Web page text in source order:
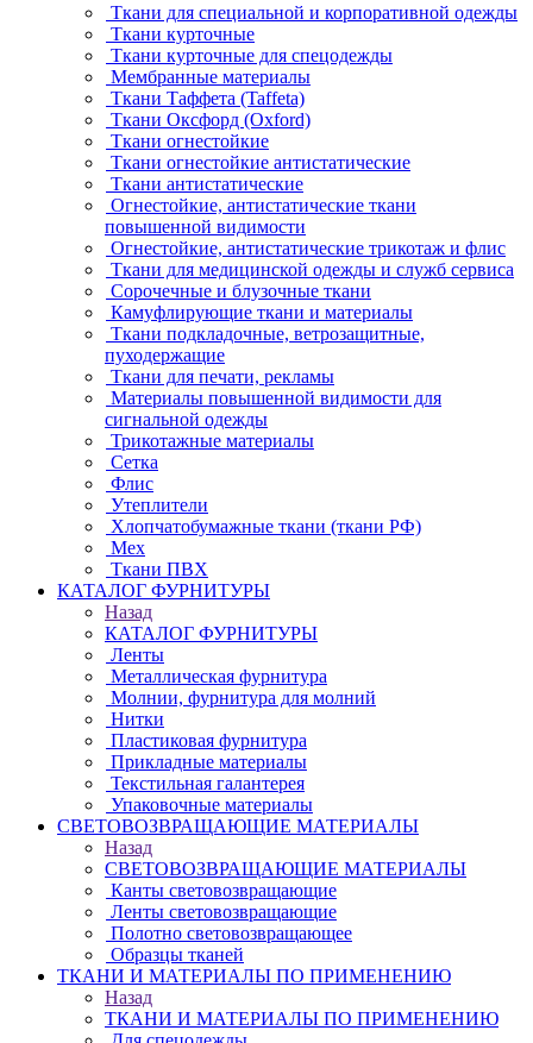
Ткани для специальной и корпоративной одежды
Ткани курточные
Ткани курточные для спецодежды
Мембранные материалы
Ткани Таффета (Taffeta)
Ткани Оксфорд (Oxford)
Ткани огнестойкие
Ткани огнестойкие антистатические
Ткани антистатические
Огнестойкие, антистатические ткани
повышенной видимости
Огнестойкие, антистатические трикотаж и флис
Ткани для медицинской одежды и служб сервиса
Сорочечные и блузочные ткани
Камуфлирующие ткани и материалы
Ткани подкладочные, ветрозащитные,
пуходержащие
Ткани для печати, рекламы
Материалы повышенной видимости для
сигнальной одежды
Трикотажные материалы
Сетка
Флис
Утеплители
Хлопчатобумажные ткани (ткани РФ)
Мех
Ткани ПВХ
КАТАЛОГ ФУРНИТУРЫ
Назад
КАТАЛОГ ФУРНИТУРЫ
Ленты
Металлическая фурнитура
Молнии, фурнитура для молний
Нитки
Пластиковая фурнитура
Прикладные материалы
Текстильная галантерея
Упаковочные материалы
СВЕТОВОЗВРАЩАЮЩИЕ МАТЕРИАЛЫ
Назад
СВЕТОВОЗВРАЩАЮЩИЕ МАТЕРИАЛЫ
Канты световозвращающие
Ленты световозвращающие
Полотно световозвращающее
Образцы тканей
ТКАНИ И МАТЕРИАЛЫ ПО ПРИМЕНЕНИЮ
Назад
ТКАНИ И МАТЕРИАЛЫ ПО ПРИМЕНЕНИЮ